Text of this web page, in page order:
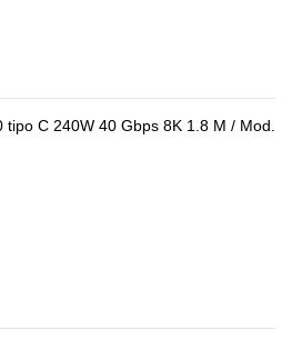
tipo C 240W 40 Gbps 8K 1.8 M / Mod.